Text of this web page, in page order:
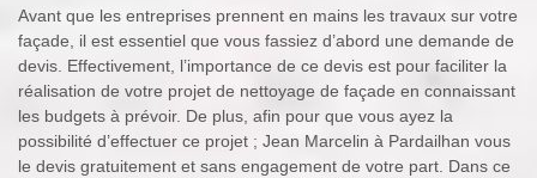
Avant que les entreprises prennent en mains les travaux sur votre
façade, il est essentiel que vous fassiez d’abord une demande de
devis. Effectivement, l’importance de ce devis est pour faciliter la
réalisation de votre projet de nettoyage de façade en connaissant
les budgets à prévoir. De plus, afin pour que vous ayez la
possibilité d’effectuer ce projet ; Jean Marcelin à Pardailhan vous
le devis gratuitement et sans engagement de votre part. Dans ce